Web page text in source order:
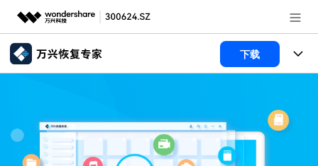
推荐产品
新闻中心
关于万兴
下载
数据恢复
文件修复
使用教程
电脑数据恢复
文章资讯